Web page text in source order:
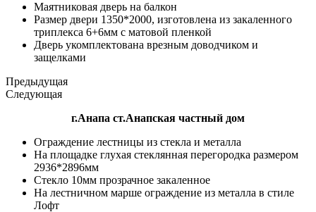
Маятниковая дверь на балкон
Размер двери 1350*2000, изготовлена из закаленного
триплекса 6+6мм с матовой пленкой
Дверь укомплектована врезным доводчиком и
защелками
Предыдущая
Следующая
г.Анапа ст.Анапская частный дом
Ограждение лестницы из стекла и металла
На площадке глухая стеклянная перегородка размером
2936*2896мм
Стекло 10мм прозрачное закаленное
На лестничном марше ограждение из металла в стиле
Лофт